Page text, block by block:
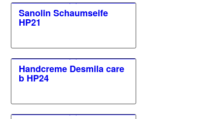
Sanolin Schaumseife
HP21
Handcreme Desmila care
b HP24